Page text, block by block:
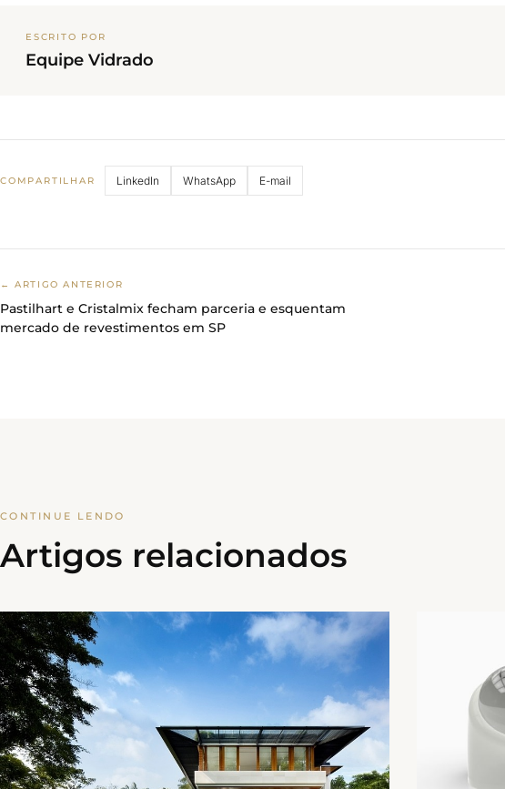
ESCRITO POR
Equipe Vidrado
COMPARTILHAR LinkedIn WhatsApp E-mail
← ARTIGO ANTERIOR
Pastilhart e Cristalmix fecham parceria e esquentam
mercado de revestimentos em SP
CONTINUE LENDO
Artigos relacionados